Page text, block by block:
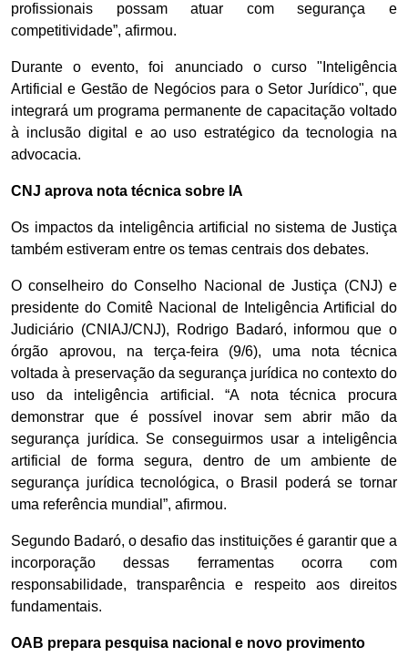
profissionais possam atuar com segurança e
competitividade”, afirmou.
Durante o evento, foi anunciado o curso "Inteligência
Artificial e Gestão de Negócios para o Setor Jurídico", que
integrará um programa permanente de capacitação voltado
à inclusão digital e ao uso estratégico da tecnologia na
advocacia.
CNJ aprova nota técnica sobre IA
Os impactos da inteligência artificial no sistema de Justiça
também estiveram entre os temas centrais dos debates.
O conselheiro do Conselho Nacional de Justiça (CNJ) e
presidente do Comitê Nacional de Inteligência Artificial do
Judiciário (CNIAJ/CNJ), Rodrigo Badaró, informou que o
órgão aprovou, na terça-feira (9/6), uma nota técnica
voltada à preservação da segurança jurídica no contexto do
uso da inteligência artificial. “A nota técnica procura
demonstrar que é possível inovar sem abrir mão da
segurança jurídica. Se conseguirmos usar a inteligência
artificial de forma segura, dentro de um ambiente de
segurança jurídica tecnológica, o Brasil poderá se tornar
uma referência mundial”, afirmou.
Segundo Badaró, o desafio das instituições é garantir que a
incorporação dessas ferramentas ocorra com
responsabilidade, transparência e respeito aos direitos
fundamentais.
OAB prepara pesquisa nacional e novo provimento